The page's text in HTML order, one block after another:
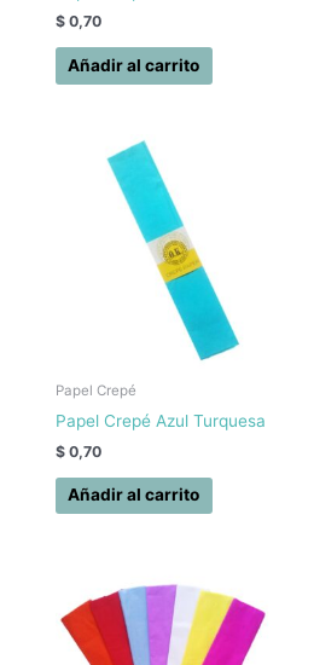
$ 0,70
Añadir al carrito
Papel Crepé
Papel Crepé Azul Turquesa
$ 0,70
Añadir al carrito